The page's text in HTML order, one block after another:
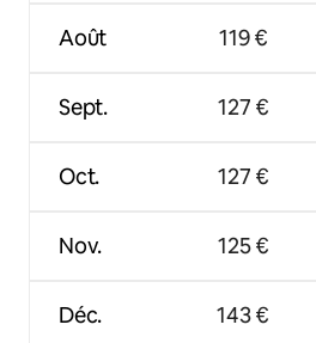
Août
Sept.
Oct.
Nov.
Déc.
119 €
127 €
127 €
125 €
143 €